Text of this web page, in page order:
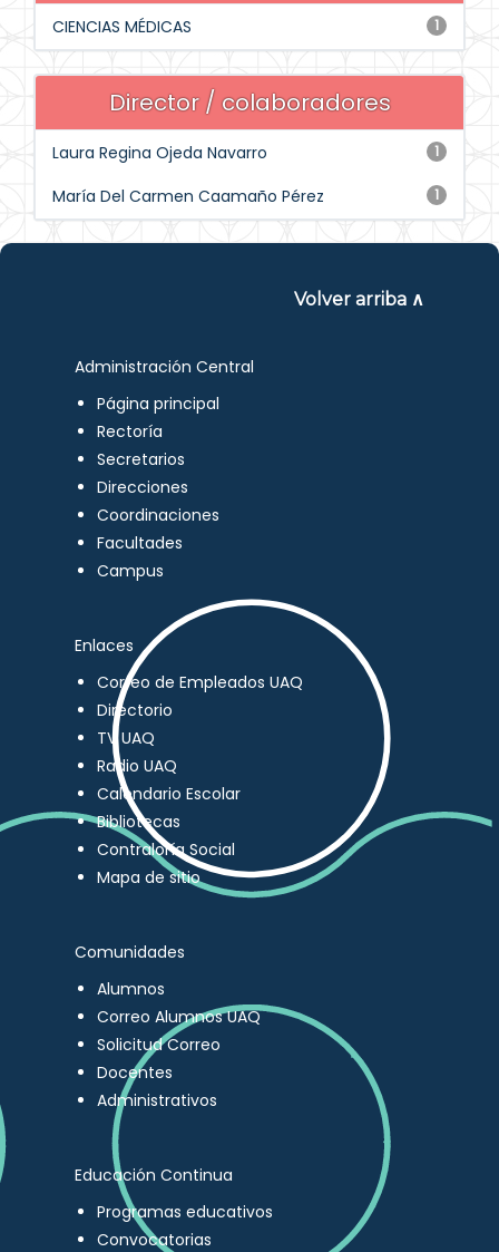
1
CIENCIAS MÉDICAS
Director / colaboradores
1
Laura Regina Ojeda Navarro
1
María Del Carmen Caamaño Pérez
Volver arriba ∧
Administración Central
Página principal
Rectoría
Secretarios
Direcciones
Coordinaciones
Facultades
Campus
Enlaces
Correo de Empleados UAQ
Directorio
TV UAQ
Radio UAQ
Calendario Escolar
Bibliotecas
Contraloría Social
Mapa de sitio
Comunidades
Alumnos
Correo Alumnos UAQ
Solicitud Correo
Docentes
Administrativos
Educación Continua
Programas educativos
Convocatorias